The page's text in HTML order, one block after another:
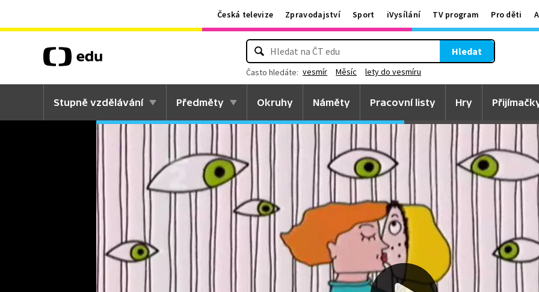
Česká televize Zpravodajství Sport iVysílání TV program Pro děti
Hledat
Často hledáte: vesmír Měsíc lety do vesmíru
Stupně vzdělávání Předměty Okruhy Náměty Pracovní listy Hry